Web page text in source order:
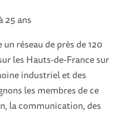
25 ans
réseau de près de 120
les Hauts-de-France sur
industriel et des
les membres de ce
la communication, des